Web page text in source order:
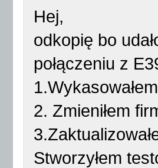
Hej,
odkopię bo
połączeniu z
2. Zmieniłem
Stworzyłem